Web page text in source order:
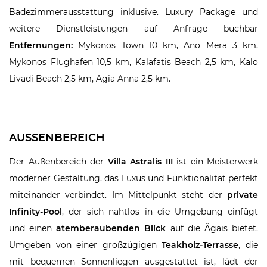
Badezimmerausstattung inklusive. Luxury Package und
weitere Dienstleistungen auf Anfrage buchbar
Entfernungen: Mykonos Town 10 km, Ano Mera 3 km,
Mykonos Flughafen 10,5 km, Kalafatis Beach 2,5 km, Kalo
Livadi Beach 2,5 km, Agia Anna 2,5 km.
AUSSENBEREICH
Der Außenbereich der Villa Astralis IIIist ein Meisterwerk
moderner Gestaltung, das Luxus und Funktionalität perfekt
miteinander verbindet. Im Mittelpunkt steht der private
Infinity-Pool, der sich nahtlos in die Umgebung einfügt
und einenatemberaubenden Blick auf die Ägäis bietet.
Umgeben von einer großzügigenTeakholz-Terrasse, die
mit bequemen Sonnenliegen ausgestattet ist, lädt der